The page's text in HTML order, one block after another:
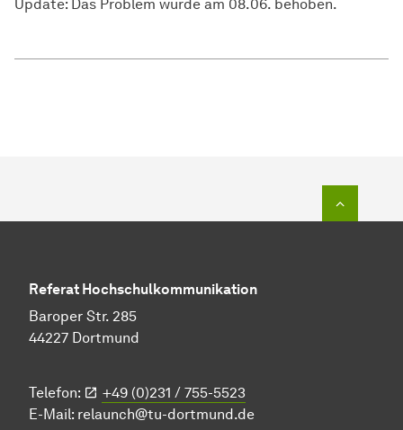
Update: Das Problem wurde am 08.06. behoben.
Referat Hochschulkommunikation
Baroper Str. 285
44227 Dortmund
Telefon:
+49 (0)231 / 755-5523
E-Mail: relaunch@tu-dortmund.de